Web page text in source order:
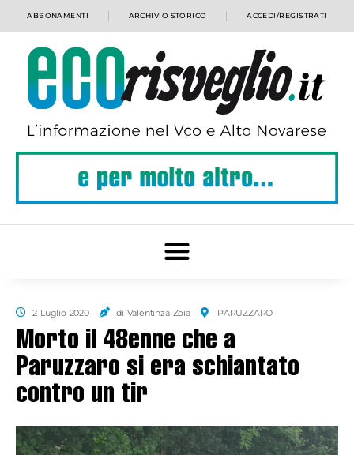
ABBONAMENTI ARCHIVIO STORICO ACCEDI/REGISTRATI
2 Luglio 2020 di Valentinza Zoia PARUZZARO
Morto il 48enne che a
Paruzzaro si era schiantato
contro un tir